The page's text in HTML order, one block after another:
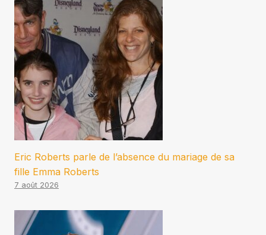
Eric Roberts parle de l’absence du mariage de sa
fille Emma Roberts
7 août 2026